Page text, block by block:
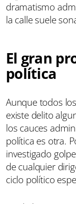
dramatismo
la calle suele
El gran
política
Aunque todos
existe delito
los cauces
política es otra.
investigado
de cualquier
ciclo político